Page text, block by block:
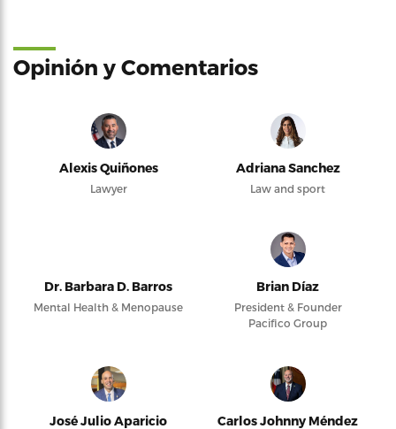
Opinión y Comentarios
Alexis Quiñones
Lawyer
Adriana Sanchez
Law and sport
Dr. Barbara D. Barros
Mental Health & Menopause
Brian Díaz
President & Founder
Pacifico Group
José Julio Aparicio
Carlos Johnny Méndez